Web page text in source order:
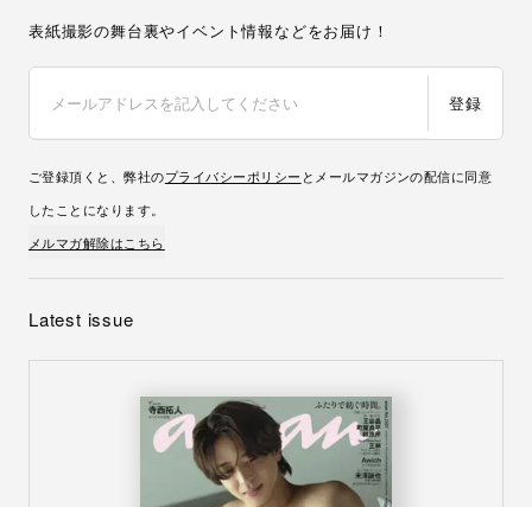
表紙撮影の舞台裏やイベント情報などをお届け！
登録
ご登録頂くと、弊社のプライバシーポリシー とメールマガジンの配信に同意
したことになります。
メルマガ解除はこちら
Latest issue